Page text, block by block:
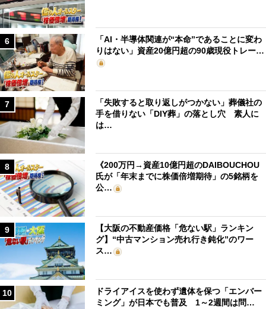
6
「AI・半導体関連が“本命”であることに変わ
りはない」資産20億円超の90歳現役トレー…
7
「失敗すると取り返しがつかない」葬儀社の
手を借りない「DIY葬」の落とし穴 素人に
は…
8
《200万円→資産10億円超のDAIBOUCHOU
氏が「年末までに株価倍増期待」の5銘柄を
公…
9
【大阪の不動産価格「危ない駅」ランキン
グ】“中古マンション売れ行き鈍化”のワー
ス…
10
ドライアイスを使わず遺体を保つ「エンバー
ミング」が日本でも普及 1～2週間は問…